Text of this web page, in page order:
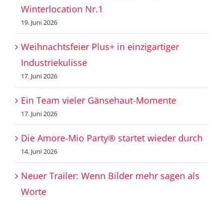
Winterlocation Nr.1
19. Juni 2026
Weihnachtsfeier Plus+ in einzigartiger
Industriekulisse
17. Juni 2026
Ein Team vieler Gänsehaut-Momente
17. Juni 2026
Die Amore-Mio Party® startet wieder durch
14. Juni 2026
Neuer Trailer: Wenn Bilder mehr sagen als
Worte